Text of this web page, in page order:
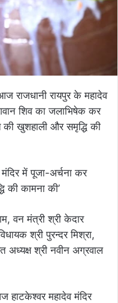
राजधानी रायपुर के महादेव
शिव का जलाभिषेक कर
की खुशहाली और समृद्धि की
वन मंत्री श्री केदार
श्री पुरन्दर मिश्रा,
अध्यक्ष श्री नवीन अग्रवाल
हाटकेश्वर महादेव मंदिर